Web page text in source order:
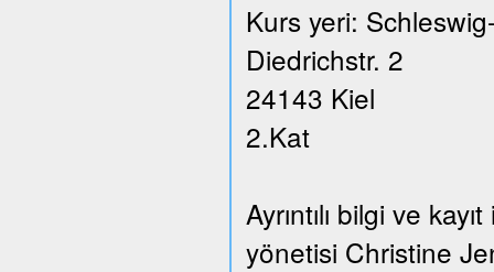
Kurs yeri:
Diedrichstr. 2
24143 Kiel
2.Kat
Ayrıntılı bilgi ve
yönetisi Christine